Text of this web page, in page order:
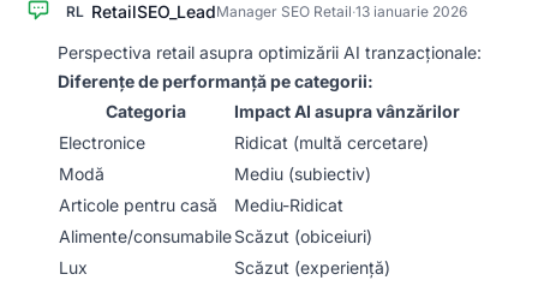
RL RetailSEO_LeadManager SEO Retail·13 ianuarie 2026
Perspectiva retail asupra optimizării AI tranzacționale:
Diferențe de performanță pe categorii:
Categoria
Impact AI asupra vânzărilor
Electronice
Ridicat (multă cercetare)
Modă
Mediu (subiectiv)
Articole pentru casă
Mediu-Ridicat
Alimente/consumabileScăzut (obiceiuri)
Lux
Scăzut (experiență)